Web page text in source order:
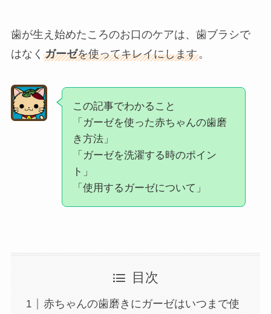
歯が生え始めたころのお口のケアは、歯ブラシで
はなく ガーゼを使ってキレイにします。
この記事でわかること
「ガーゼを使った赤ちゃんの歯磨
き方法」
「ガーゼを洗濯する時のポイン
ト」
「使用するガーゼについて」
目次
赤ちゃんの歯磨きにガーゼはいつまで使